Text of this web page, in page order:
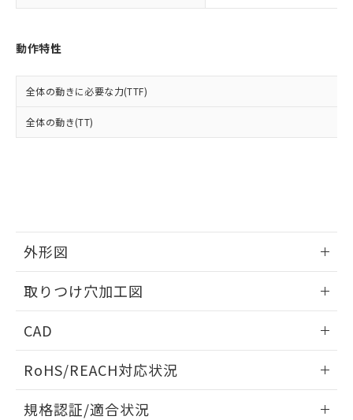
動作特性
全体の動きに必要な力(TTF)
全体の動き(TT)
外形図
取りつけ穴加工図
CAD
ドすることができます。
RoHS/REACH対応状況
規格認証/適合状況
EU RoHS指令（10物質）の非含有証明書
ものではありません。
また、RoHS指令のフタル酸エステル類４
荷製品に未対応品が混在することから備考